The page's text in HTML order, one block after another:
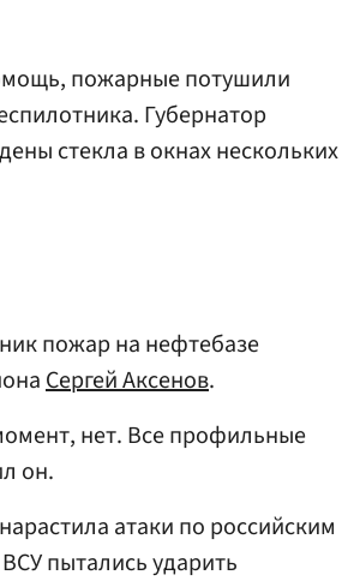
пожарные потушили
Губернатор
стекла в окнах нескольких
пожар на нефтебазе
Сергей Аксенов.
нет. Все профильные
он.
атаки по российским
пытались ударить